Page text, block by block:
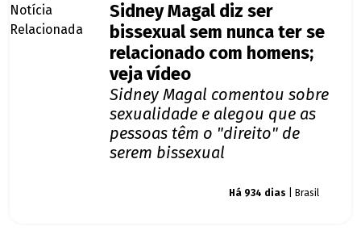
Sidney Magal diz ser
bissexual sem nunca ter se
relacionado com homens;
veja vídeo
Sidney Magal comentou sobre
sexualidade e alegou que as
pessoas têm o "direito" de
serem bissexual
Há 934 dias | Brasil